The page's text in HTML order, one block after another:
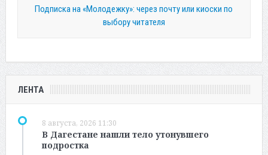
Подписка на «Молодежку»: через почту или киоски по
выбору читателя
ЛЕНТА
8 августа, 2026 11:30
В Дагестане нашли тело утонувшего
подростка